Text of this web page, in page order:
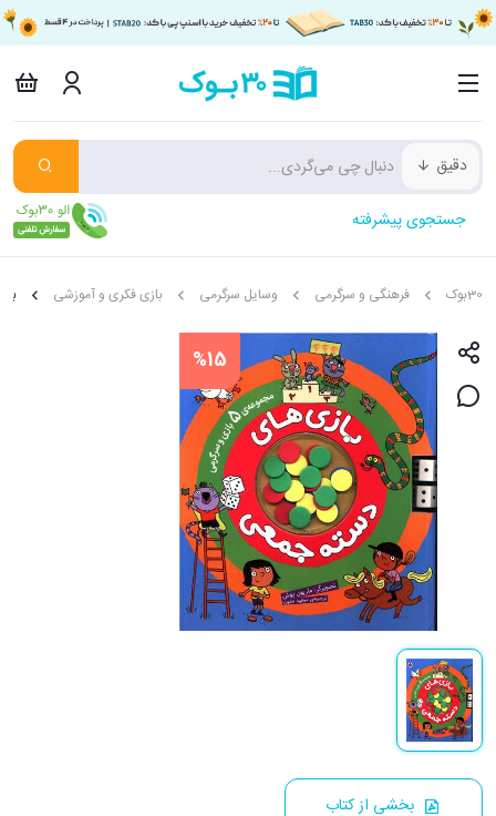
دقیق
جستجوی پیشرفته
30بوک فرهنگی و سرگرمی وسایل سرگرمی بازی فکری و آموزشی
%15
بخشی از کتاب